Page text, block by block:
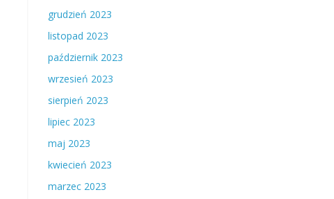
grudzień 2023
listopad 2023
październik 2023
wrzesień 2023
sierpień 2023
lipiec 2023
maj 2023
kwiecień 2023
marzec 2023